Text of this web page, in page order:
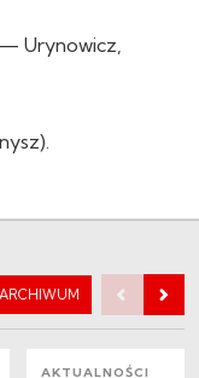
Urynowicz,
ARCHIWUM
AKTUALNOŚCI